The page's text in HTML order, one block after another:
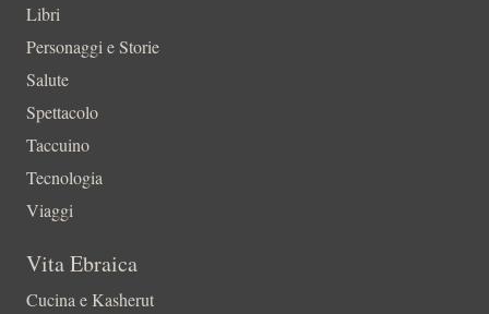
Libri
Personaggi e Storie
Salute
Spettacolo
Taccuino
Tecnologia
Viaggi
Vita Ebraica
Cucina e Kasherut